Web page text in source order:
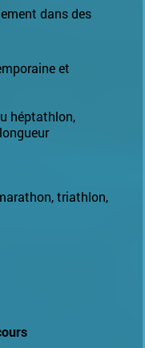
dans des
et
héptathlon,
triathlon,